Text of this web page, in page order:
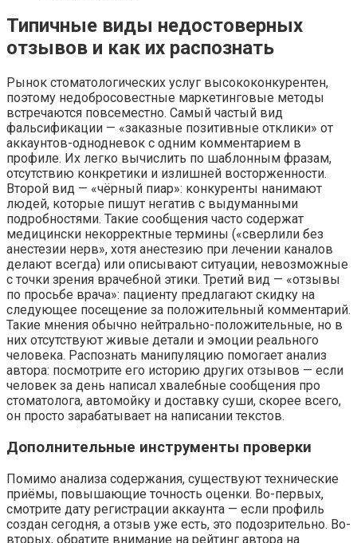
Типичные виды недостоверных
отзывов и как их распознать
Рынок стоматологических услуг высококонкурентен,
поэтому недобросовестные маркетинговые методы
встречаются повсеместно. Самый частый вид
фальсификации — «заказные позитивные отклики» от
аккаунтов-однодневок с одним комментарием в
профиле. Их легко вычислить по шаблонным фразам,
отсутствию конкретики и излишней восторженности.
Второй вид — «чёрный пиар»: конкуренты нанимают
людей, которые пишут негатив с выдуманными
подробностями. Такие сообщения часто содержат
медицински некорректные термины («сверлили без
анестезии нерв», хотя анестезию при лечении каналов
делают всегда) или описывают ситуации, невозможные
с точки зрения врачебной этики. Третий вид — «отзывы
по просьбе врача»: пациенту предлагают скидку на
следующее посещение за положительный комментарий.
Такие мнения обычно нейтрально-положительные, но в
них отсутствуют живые детали и эмоции реального
человека. Распознать манипуляцию помогает анализ
автора: посмотрите его историю других отзывов — если
человек за день написал хвалебные сообщения про
стоматолога, автомойку и доставку суши, скорее всего,
он просто зарабатывает на написании текстов.
Дополнительные инструменты проверки
Помимо анализа содержания, существуют технические
приёмы, повышающие точность оценки. Во-первых,
смотрите дату регистрации аккаунта — если профиль
создан сегодня, а отзыв уже есть, это подозрительно. Во-
вторых, обратите внимание на рейтинг автора на